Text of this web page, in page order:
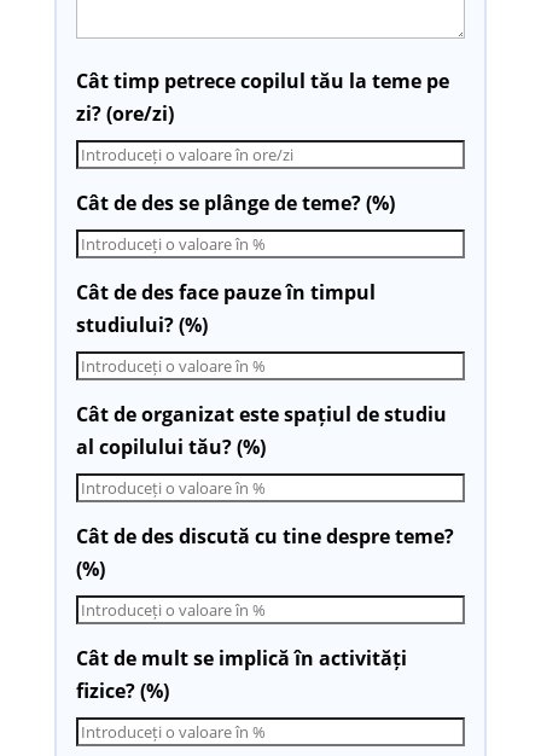
Cât timp petrece copilul tău la teme pe
zi? (ore/zi)
Cât de des se plânge de teme? (%)
Cât de des face pauze în timpul
studiului? (%)
Cât de organizat este spațiul de studiu
al copilului tău? (%)
Cât de des discută cu tine despre teme?
(%)
Cât de mult se implică în activități
fizice? (%)